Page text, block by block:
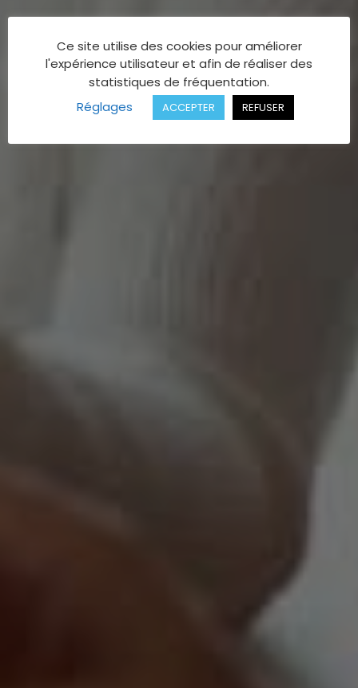
Ce site utilise des cookies pour améliorer
l'expérience utilisateur et afin de réaliser des
statistiques de fréquentation.
Réglages
ACCEPTER REFUSER